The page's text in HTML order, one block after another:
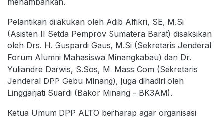
Pelantikan dilakukan oleh Adib Alfikri, SE, M.Si
(Asisten II Setda Pemprov Sumatera Barat) disaksikan
oleh Drs. H. Guspardi Gaus, M.Si (Sekretaris Jenderal
Forum Alumni Mahasiswa Minangkabau) dan Dr.
Yuliandre Darwis, S.Sos, M. Mass Com (Sekretaris
Jenderal DPP Gebu Minang), juga dihadiri oleh
Linggarjati Suardi (Bakor Minang - BK3AM).
Ketua Umum DPP ALTO berharap agar organisasi